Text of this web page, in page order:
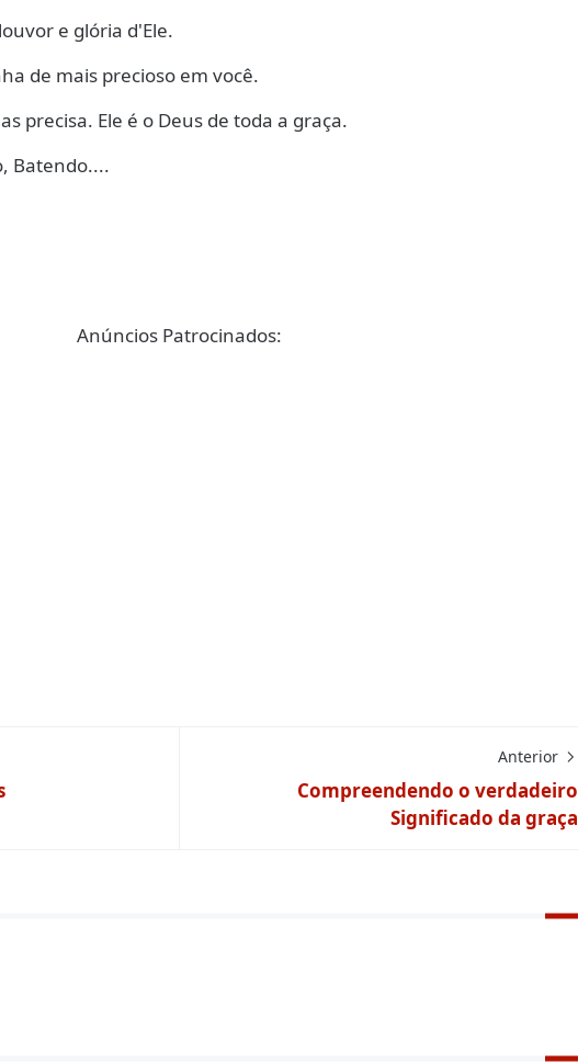
e glória d'Ele.
de mais precioso em você.
precisa. Ele é o Deus de toda a graça.
Batendo....
Anúncios Patrocinados:
Anterior
Compreendendo o verdadeiro
Significado da graça